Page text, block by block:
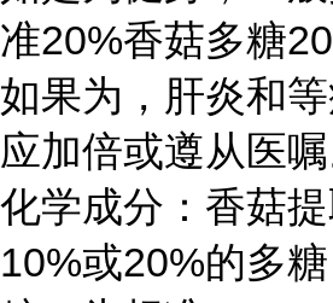
准20%香菇多糖
如果为，肝炎和
应加倍或遵从医嘱
化学成分：香菇
10%或20%的多